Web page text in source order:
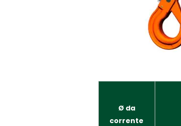
Ø da
corrente